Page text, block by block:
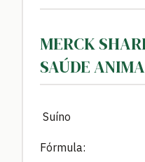
MERCK
SAÚDE
Suíno
Fórmula: